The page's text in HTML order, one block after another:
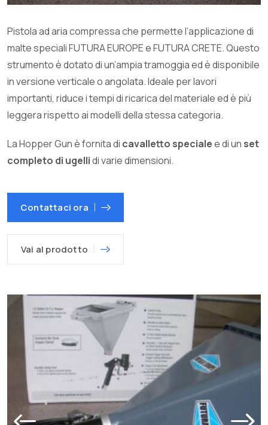
Pistola ad aria compressa che permette l’applicazione di
malte speciali FUTURA EUROPE e FUTURA CRETE. Questo
strumento è dotato di un’ampia tramoggia ed è disponibile
in versione verticale o angolata. Ideale per lavori
importanti, riduce i tempi di ricarica del materiale ed è più
leggera rispetto ai modelli della stessa categoria.
La Hopper Gun è fornita di cavalletto specialee di un set
completo di ugellidi varie dimensioni.
Contattaci ora
Vai al prodotto